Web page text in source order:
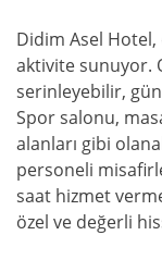
Didim Asel
aktivite sunuyor.
serinleyebilir,
Spor salonu,
alanları gibi
personeli
saat hizmet
özel ve değerli